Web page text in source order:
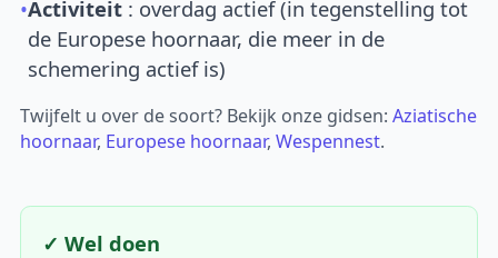
•Activiteit : overdag actief (in tegenstelling tot
de Europese hoornaar, die meer in de
schemering actief is)
Twijfelt u over de soort? Bekijk onze gidsen:Aziatische
hoornaar, Europese hoornaar,Wespennest.
✓ Wel doen